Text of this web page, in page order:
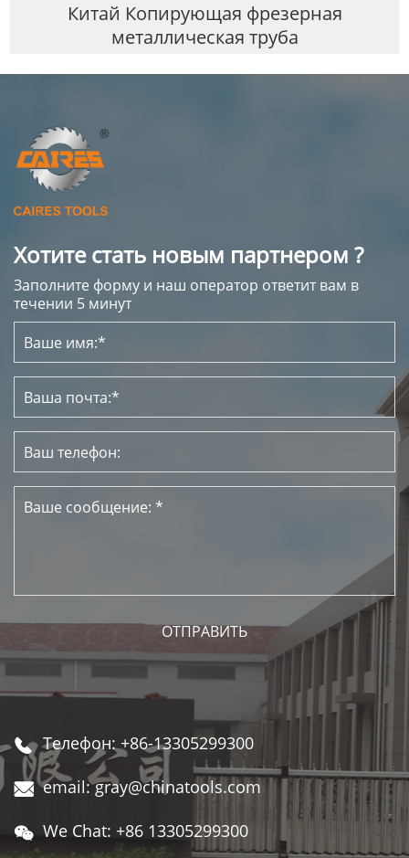
Китай Копирующая фрезерная
металлическая труба
Хотите стать новым партнером ?
Заполните форму и наш оператор ответит вам в
течении 5 минут
 Телефон: +86-13305299300
 email: gray@chinatools.com
 We Chat: +86 13305299300